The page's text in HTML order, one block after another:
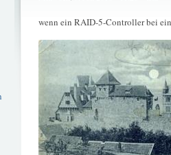
wenn ein RAID-5-Controller bei